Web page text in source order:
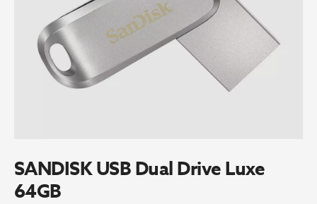
SANDISK USB Dual Drive Luxe
64GB